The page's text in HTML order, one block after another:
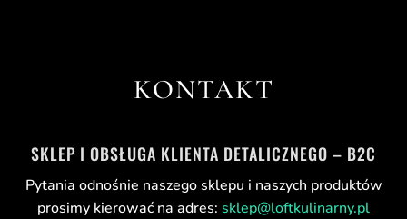
KONTAKT
SKLEP I OBSŁUGA KLIENTA DETALICZNEGO – B2C
Pytania odnośnie naszego sklepu i naszych produktów
prosimy kierować na adres: sklep@loftkulinarny.pl